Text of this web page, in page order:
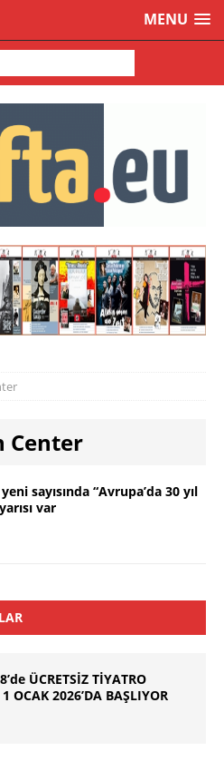
MENU
Center
sayısında “Avrupa’da 30 yıl
var
ÜCRETSİZ TİYATRO
OCAK 2026’DA BAŞLIYOR